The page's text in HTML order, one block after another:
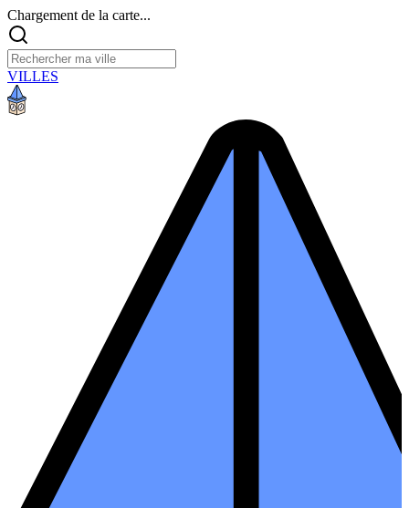
Chargement de la carte...
VILLES